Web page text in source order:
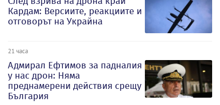
Кардам: Версиите, реакциите и
отговорът на Украйна
21 часа
Адмирал Ефтимов за падналия
у нас дрон: Няма
преднамерени действия срещу
България